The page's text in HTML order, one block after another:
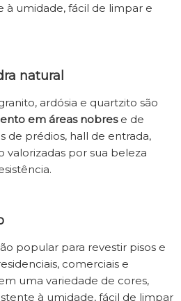
à umidade, fácil de limpar e
natural
ardósia e quartzito são
em áreas nobrese de
de prédios, hall de entrada,
valorizadas por sua beleza
popular para revestir pisos e
comerciais e
uma variedade de cores,
à umidade, fácil de limpar